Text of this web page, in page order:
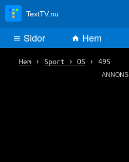
Hem› Sport › OS › 495
ANNONS
TextTV.nu
Sidor Hem